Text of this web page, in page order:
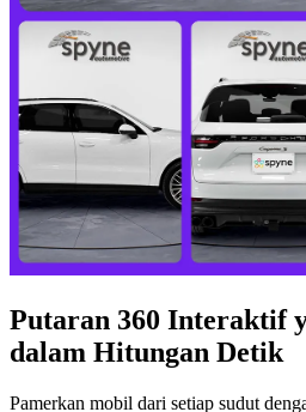
Putaran 360 Interaktif
dalam Hitungan Detik
Pamerkan mobil dari setiap sudut